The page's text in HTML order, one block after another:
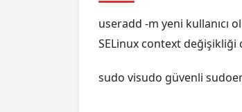
useradd -m yeni kullanıcı
SELinux context
sudo visudo güvenli